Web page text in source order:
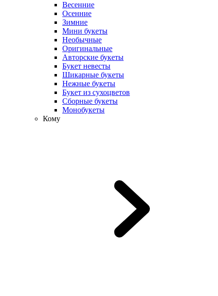
Весенние
Осенние
Зимние
Мини букеты
Необычные
Оригинальные
Авторские букеты
Букет невесты
Шикарные букеты
Нежные букеты
Букет из сухоцветов
Сборные букеты
Монобукеты
Кому